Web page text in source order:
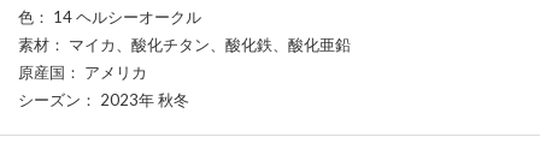
色 ： 14 ヘルシーオークル
素材 ： マイカ、酸化チタン、酸化鉄、酸化亜鉛
原産国 ： アメリカ
シーズン ： 2023年 秋冬